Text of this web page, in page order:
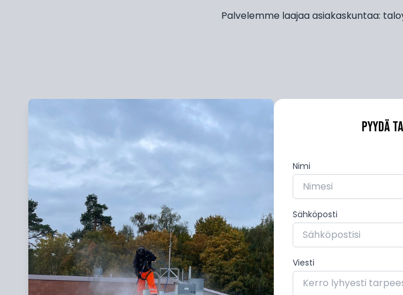
Palvelemme laajaa asiakaskuntaa:
Pyydä
Nimi
Sähköposti
Viesti